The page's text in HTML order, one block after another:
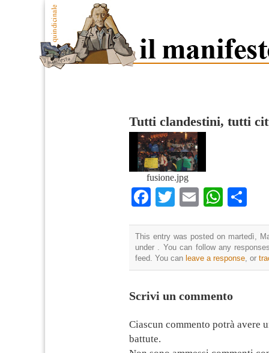
Tutti clandestini, tutti
fusione.jpg
Facebook
TwitterEmail
This entry was posted on martedì,
under . You can follow any
feed. You can leave a response, or
Scrivi un commento
Ciascun commento potrà avere
battute.